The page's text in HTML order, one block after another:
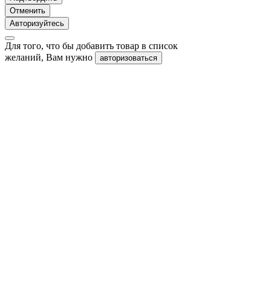
Отменить
Авторизуйтесь
Для того, что бы добавить товар в список
желаний, Вам нужно
авторизоваться